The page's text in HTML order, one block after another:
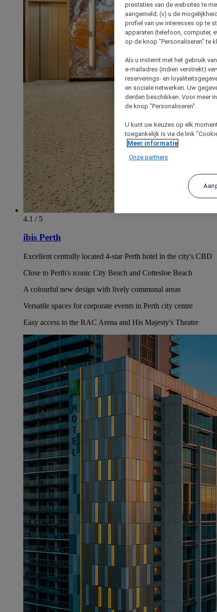
4.1 / 5
ibis Perth
Excellent centrally located 4-star Perth hotel in the city's CBD
Close to Perth's iconic City Beach and Cottesloe Beach
A colourful new design with lively communal areas
Versatile spaces for corporate events in Perth city centre
Easy access to the RAC Arena and His Majesty's Theatre
prestaties van de websites te
aangemeld; (v) u de
profiel van uw interesses op te
apparaten (telefoon, computer,
op de knop "Personaliseren" te
Als u instemt met het gebruik
e-mailadres (indien verstrekt)
reserverings- en
en sociale netwerken. Uw
derden beschikken. Voor meer
de knop "Personaliseren".
U kunt uw keuzes op elk
toegankelijk is via de link
Meer informatie
Onze partners